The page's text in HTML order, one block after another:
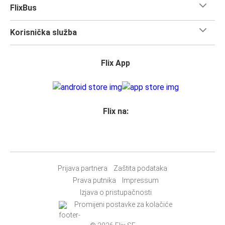
FlixBus
Korisnička služba
Flix App
Flix na:
Prijava partnera
Zaštita podataka
Prava putnika
Impressum
Izjava o pristupačnosti
Promijeni postavke za kolačiće